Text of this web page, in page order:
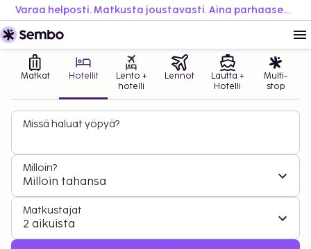
Varaa helposti. Matkusta joustavasti. Aina parhaaseen hintaan.
Matkat Hotellit
Lento +
hotelli
Lennot
Lautta +
Hotelli
Multi-
stop
Missä haluat yöpyä?
Milloin?
Milloin tahansa
Matkustajat
2 aikuista